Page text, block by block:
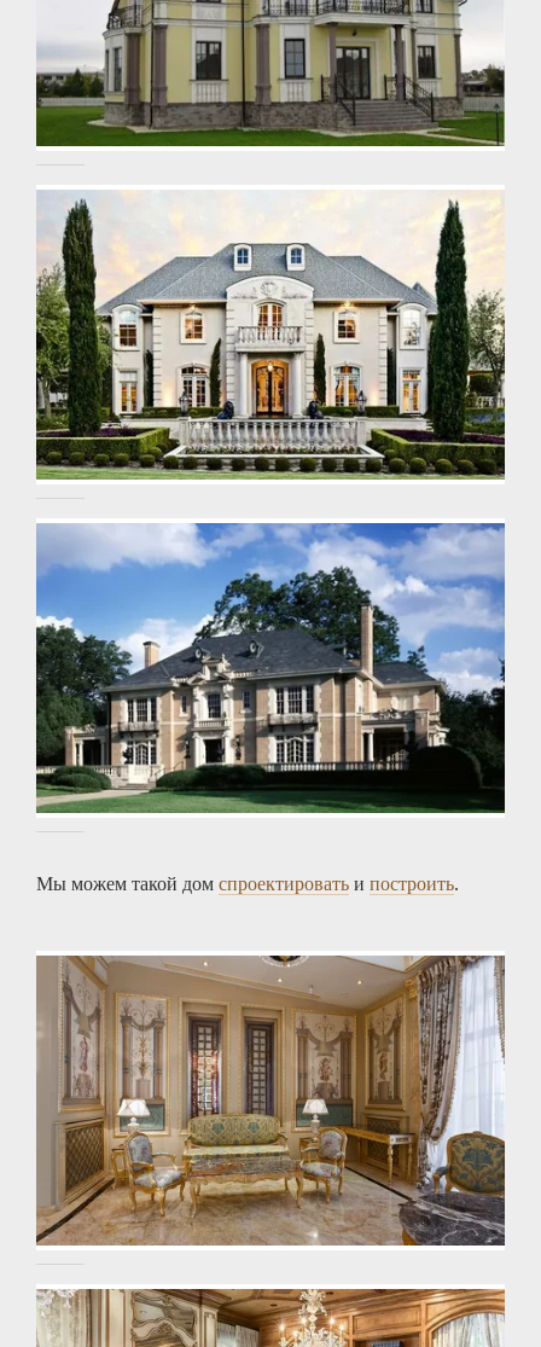
Мы можем такой дом спроектировать и построить.